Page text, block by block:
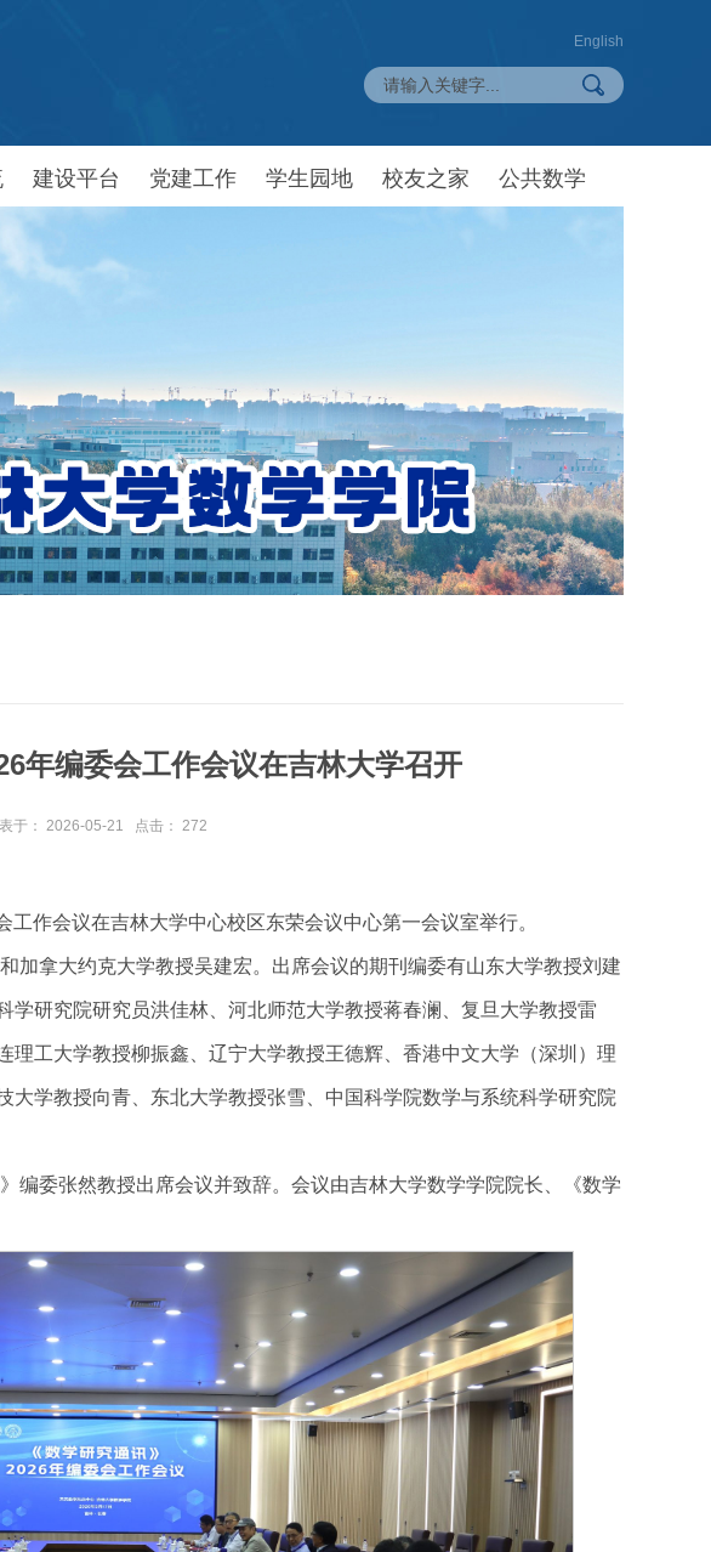
English
建设平台 党建工作 学生园地 校友之家 公共数学
年编委会工作会议在吉林大学召开
于： 2026-05-21 点击： 272
作会议在吉林大学中心校区东荣会议中心第一会议室举行。
加拿大约克大学教授吴建宏。出席会议的期刊编委有山东大学教授刘建
学研究院研究员洪佳林、河北师范大学教授蒋春澜、复旦大学教授雷
理工大学教授柳振鑫、辽宁大学教授王德辉、香港中文大学（深圳）理
大学教授向青、东北大学教授张雪、中国科学院数学与系统科学研究院
编委张然教授出席会议并致辞。会议由吉林大学数学学院院长、《数学